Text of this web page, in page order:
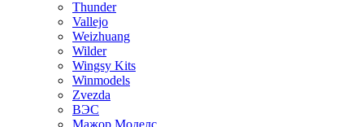
Thunder
Vallejo
Weizhuang
Wilder
Wingsy Kits
Winmodels
Zvezda
ВЭС
Мажор Моделс